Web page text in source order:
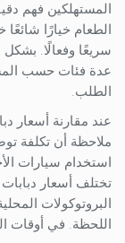
المستهلكين فهم
الطعام خيارًا
سريعًا وفعالًا.
عدة فئات حسب
الطلب.
عند مقارنة أسعار
ملاحظة أن تكلفة
استخدام سيارات
تختلف أسعار
البروتوكولات
اللحظة. في أوقات